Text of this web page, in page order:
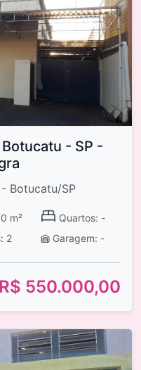
- SP -
Botucatu/SP
m²
Quartos: -
2 Garagem: -
R$ 550.000,00